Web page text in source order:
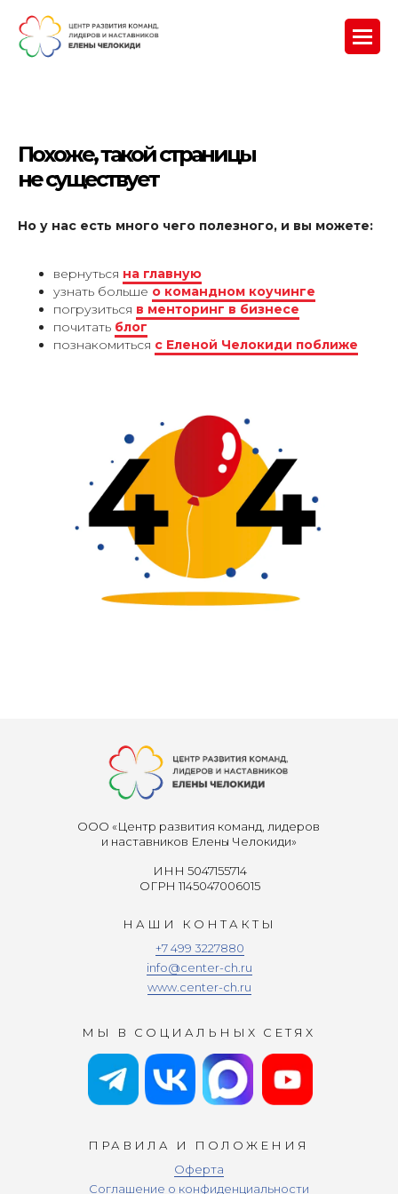
Похоже, такой страницы
не существует
Но у нас есть много чего полезного, и вы можете:
вернуться на главную
узнать больше о командном коучинге
погрузиться в менторинг в бизнесе
почитать блог
познакомиться с Еленой Челокиди поближе
+7 499 3227880
info@center-ch.ru
www.center-ch.ru
МЫ В СОЦИАЛЬНЫХ СЕТЯХ
ПРАВИЛА И ПОЛОЖЕНИЯ
НАШИ КОНТАКТЫ
ИНН 5047155714
ОГРН 1145047006015
Оферта
Соглашение о конфиденциальности
ООО «Центр развития команд, лидеров
и наставников Елены Челокиди»